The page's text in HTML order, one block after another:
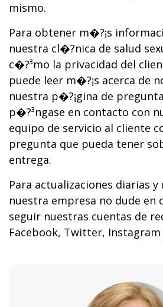
mismo.
Para obtener m�?¡s
nuestra cl�?­nica de salud
c�?³mo la privacidad del
puede leer m�?¡s acerca de
nuestra p�?¡gina de
p�?³ngase en contacto con
equipo de servicio al cliente
pregunta que pueda tener
entrega.
Para actualizaciones diarias
nuestra empresa no dude en
seguir nuestras cuentas de
Facebook, Twitter,